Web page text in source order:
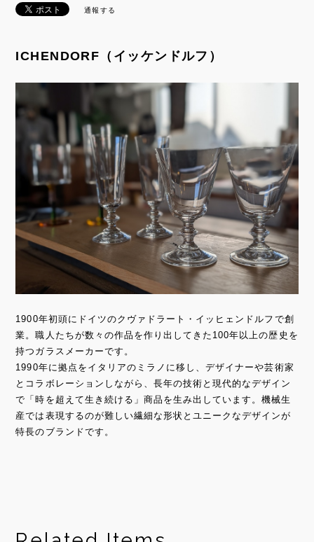
通報する
ICHENDORF（イッケンドルフ）
1900年初頭にドイツのクヴァドラート・イッヒェンドルフで創
業。職人たちが数々の作品を作り出してきた100年以上の歴史を
持つガラスメーカーです。
1990年に拠点をイタリアのミラノに移し、デザイナーや芸術家
とコラボレーションしながら、長年の技術と現代的なデザイン
で「時を超えて生き続ける」商品を生み出しています。機械生
産では表現するのが難しい繊細な形状とユニークなデザインが
特長のブランドです。